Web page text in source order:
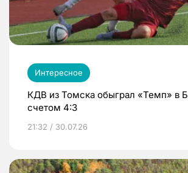
Интересное
КДВ из Томска обыграл «Темп» в
счетом 4:3
21:32 / 30.07.26